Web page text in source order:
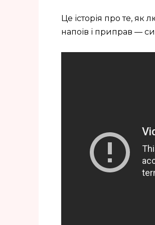
Це історія про те,
напоїв і приправ —